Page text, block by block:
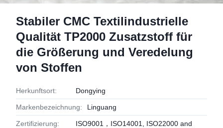
Stabiler CMC Textilindustrielle
Qualität TP2000 Zusatzstoff für
die Größerung und Veredelung
von Stoffen
Herkunftsort: Dongying
Markenbezeichnung: Linguang
Zertifizierung:
ISO9001，ISO14001, ISO22000 and